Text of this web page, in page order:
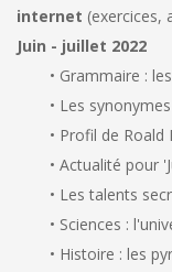
internet (exercices,
Juin - juillet 2022
• Grammaire :
• Les
• Profil de Roald
• Actualité pour
• Les talents
• Sciences :
• Histoire : les